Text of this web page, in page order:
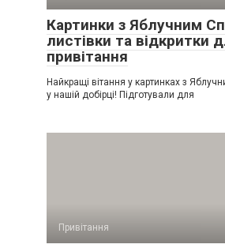
Картинки з Яблучним
листівки та відкритки
привітання
Найкращі вітання у картинках з
у нашій добірці! Підготували для
Привітання